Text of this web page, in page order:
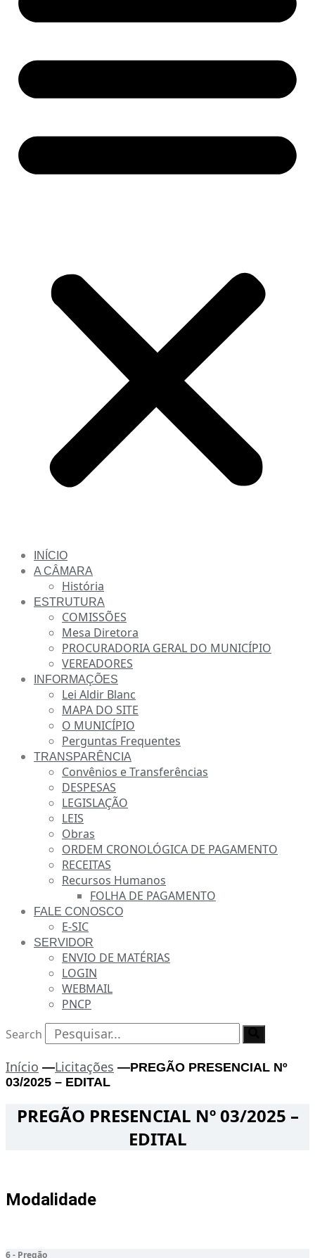
INÍCIO
A CÂMARA
História
ESTRUTURA
COMISSÕES
Mesa Diretora
PROCURADORIA GERAL DO MUNICÍPIO
VEREADORES
INFORMAÇÕES
Lei Aldir Blanc
MAPA DO SITE
O MUNICÍPIO
Perguntas Frequentes
TRANSPARÊNCIA
Convênios e Transferências
DESPESAS
LEGISLAÇÃO
LEIS
Obras
ORDEM CRONOLÓGICA DE PAGAMENTO
RECEITAS
Recursos Humanos
FOLHA DE PAGAMENTO
FALE CONOSCO
E-SIC
SERVIDOR
ENVIO DE MATÉRIAS
LOGIN
WEBMAIL
PNCP
Search
Início —Licitações —PREGÃO PRESENCIAL Nº
03/2025 – EDITAL
PREGÃO PRESENCIAL Nº 03/2025 –
EDITAL
Modalidade
6 - Pregão